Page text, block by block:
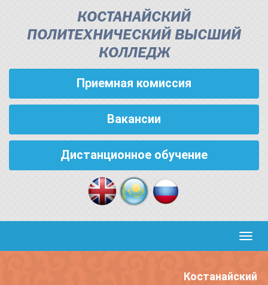
КОСТАНАЙСКИЙ
ПОЛИТЕХНИЧЕСКИЙ ВЫСШИЙ
КОЛЛЕДЖ
Приемная комиссия
Вакансии
Дистанционное обучение
Костанайский